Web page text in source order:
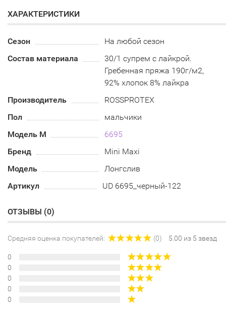
ХАРАКТЕРИСТИКИ
Сезон
На любой сезон
Состав материала
30/1 супрем с лайкрой.
Гребенная пряжа 190г/м2,
92% хлопок 8% лайкра
Производитель
ROSSPROTEX
Пол
мальчики
Модель М
6695
Бренд
Mini Maxi
Модель
Лонгслив
Артикул
UD 6695_черный-122
ОТЗЫВЫ (0)
Средняя оценка покупателей: (0) 5.00 из 5 звезд
0
0
0
0
0